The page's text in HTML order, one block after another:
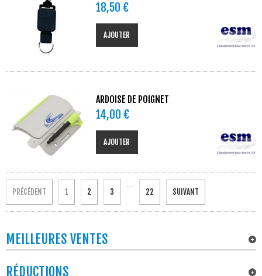
18,50 €
AJOUTER
ARDOISE DE POIGNET
14,00 €
AJOUTER
PRÉCÉDENT 1 2 3 22 SUIVANT
MEILLEURES VENTES
RÉDUCTIONS